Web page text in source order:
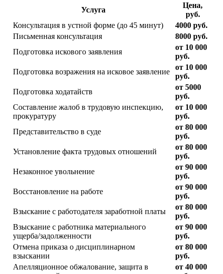
Услуга
Цена,
руб.
Консультация в устной форме (до 45 минут)
4000 руб.
Письменная консультация
8000 руб.
Подготовка искового заявления
от 10 000
руб.
Подготовка возражения на исковое заявление
от 10 000
руб.
Подготовка ходатайств
от 5000
руб.
Составление жалоб в трудовую инспекцию,
прокуратуру
от 10 000
руб.
Представительство в суде
от 80 000
руб.
Установление факта трудовых отношений
от 80 000
руб.
Незаконное увольнение
от 90 000
руб.
Восстановление на работе
от 90 000
руб.
Взыскание с работодателя заработной платы
от 80 000
руб.
Взыскание с работника материального
ущерба/задолженности
от 90 000
руб.
Отмена приказа о дисциплинарном
взыскании
от 80 000
руб.
Апелляционное обжалование, защита в
от 40 000